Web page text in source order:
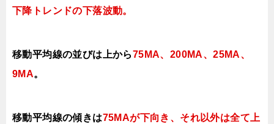
下降トレンドの下落波動。
移動平均線の並びは上から75MA、200MA、25MA、
9MA。
移動平均線の傾きは75MAが下向き、それ以外は全て上